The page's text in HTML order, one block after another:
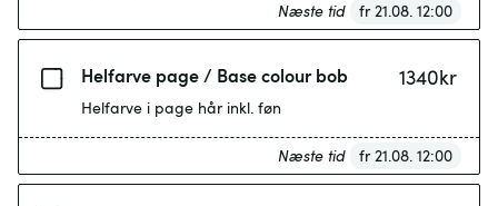
Næste tid fr 21.08. 12:00
Helfarve page / Base colour bob 1340kr
Helfarve i page hår inkl. føn
Næste tid fr 21.08. 12:00